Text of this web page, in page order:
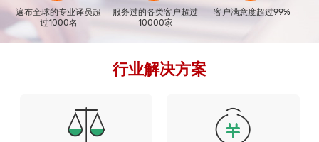
遍布全球的专业译员超
过1000名
服务过的各类客户超过
10000家
客户满意度超过99%
行业解决方案